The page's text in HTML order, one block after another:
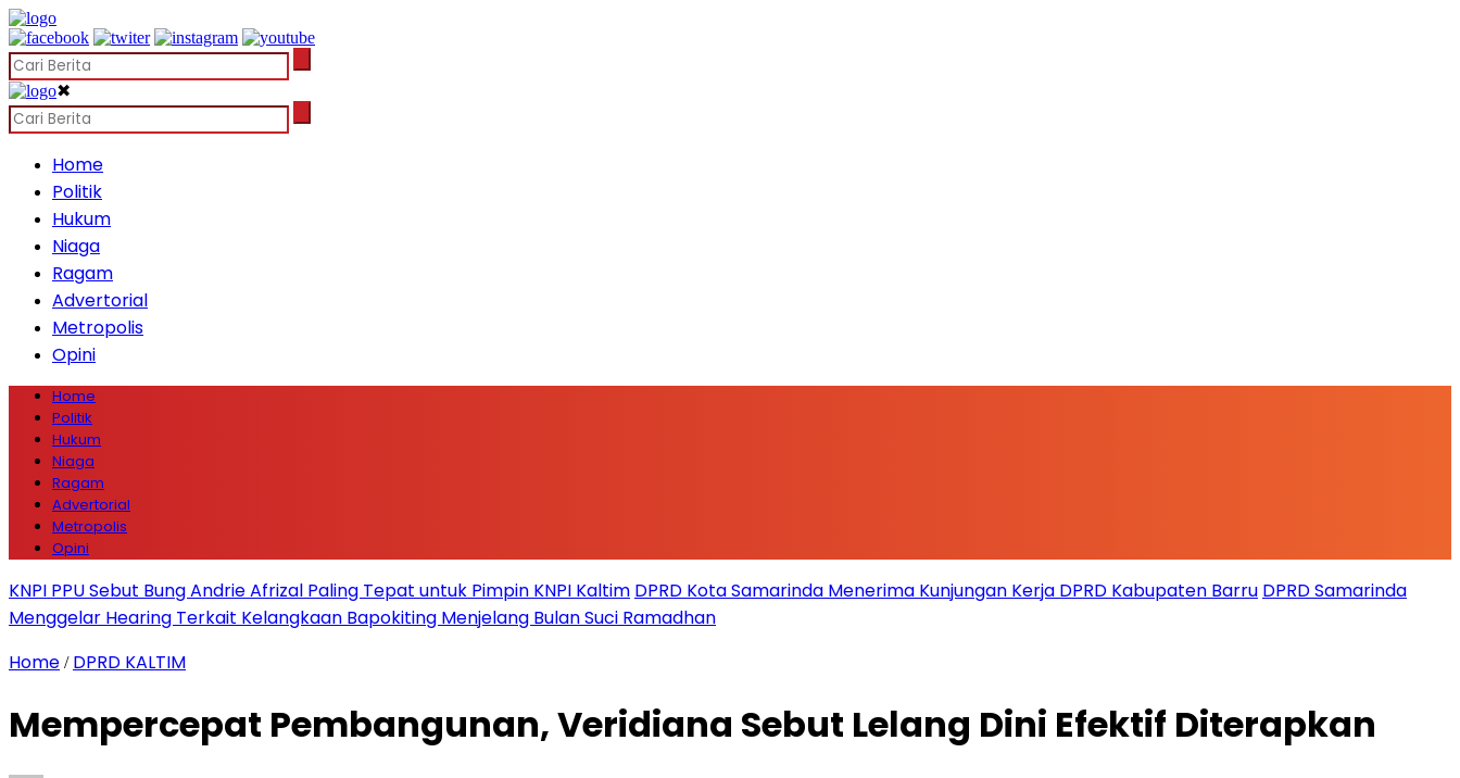
✖
Home
Politik
Hukum
Niaga
Ragam
Advertorial
Metropolis
Opini
Home
Politik
Hukum
Niaga
Ragam
Advertorial
Metropolis
Opini
KNPI PPU Sebut Bung Andrie Afrizal Paling Tepat untuk Pimpin KNPI Kaltim DPRD Kota Samarinda Menerima Kunjungan Kerja DPRD Kabupaten Barru DPRD Samarinda
Menggelar Hearing Terkait Kelangkaan Bapokiting Menjelang Bulan Suci Ramadhan
Home / DPRD KALTIM
Mempercepat Pembangunan, Veridiana Sebut Lelang Dini Efektif Diterapkan